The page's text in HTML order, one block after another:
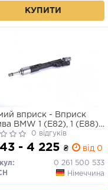
КУПИТИ
вприск - Вприск
BMW 1 (E82), 1 (E88),
1 (F21), 2 (F22, F87), 2
3 (F30, F80), 3 (F31), 3
TURISMO (F34), 4
F82), 4 (F33, F83) 1.6-
06.21
0 відгуків
- 4 225 ₴ від 0
0 261 500 533
Німеччина